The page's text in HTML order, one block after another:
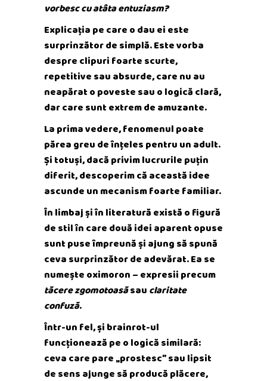
vorbesc cu atâta entuziasm?
Explicația pe care o dau ei este
surprinzător de simplă. Este vorba
despre clipuri foarte scurte,
repetitive sau absurde, care nu au
neapărat o poveste sau o logică clară,
dar care sunt extrem de amuzante.
La prima vedere, fenomenul poate
părea greu de înțeles pentru un adult.
Și totuși, dacă privim lucrurile puțin
diferit, descoperim că această idee
ascunde un mecanism foarte familiar.
În limbaj și în literatură există o figură
de stil în care două idei aparent opuse
sunt puse împreună și ajung să spună
ceva surprinzător de adevărat. Ea se
numește oximoron – expresii precum
tăcere zgomotoasăsau claritate
confuză.
Într-un fel, și brainrot-ul
funcționează pe o logică similară:
ceva care pare „prostesc” sau lipsit
de sens ajunge să producă plăcere,